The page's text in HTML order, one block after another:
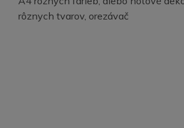
rôznych tvarov, orezávač